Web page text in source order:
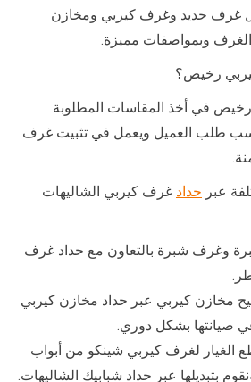
غرف حديد وغرف كيربي ومخازن
الغرف وبمواصفات مميزة.
رخيص؟
في أخذ المقاسات المطلوبة
طلب العميل ويعمل في تثبيت غرف
عبر حداد غرف كيربي الشاليهات
وغرف شبرة بالتعاون مع حداد غرف
مخازن كيربي عبر حداد مخازن كيربي
صيانتها بشكل دوري.
الغيار لغرف كيربي شينكو من أبواب
بتبديلها عبر حداد شبابيك الشاليهات.